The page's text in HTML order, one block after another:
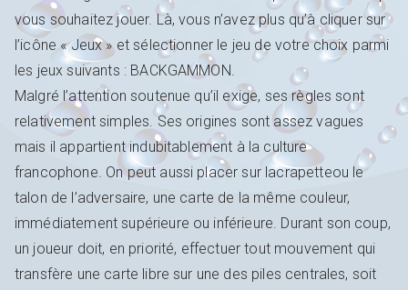
vous souhaitez jouer. Là, vous n’avez plus qu’à cliquer sur
l’icône « Jeux » et sélectionner le jeu de votre choix parmi
les jeux suivants : BACKGAMMON.
Malgré l’attention soutenue qu’il exige, ses règles sont
relativement simples. Ses origines sont assez vagues
mais il appartient indubitablement à la culture
francophone. On peut aussi placer sur lacrapetteou le
talon de l’adversaire, une carte de la même couleur,
immédiatement supérieure ou inférieure. Durant son coup,
un joueur doit, en priorité, effectuer tout mouvement qui
transfère une carte libre sur une des piles centrales, soit